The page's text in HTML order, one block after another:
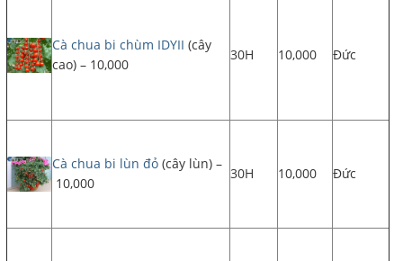
Cà chua bi chùm IDYII (cây
cao) – 10,000
30H 10,000 Đức
Cà chua bi lùn đỏ (cây lùn) –
10,000
30H 10,000 Đức